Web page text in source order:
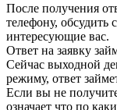
После получения
телефону, обсудить
интересующие вас.
Ответ на заявку
Сейчас выходной
режиму, ответ
Если вы не
означает что по